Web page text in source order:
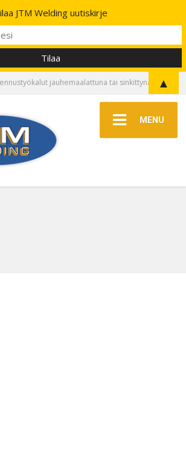
jauhemaalattuna tai sinkittynä
MENU
JTM Welding uutiskirje
▲